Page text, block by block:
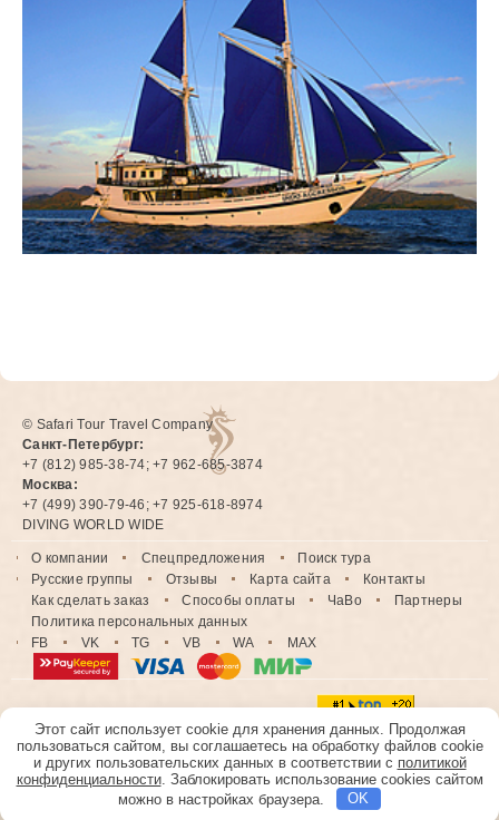
© Safari Tour Travel Company
Санкт-Петербург:
+7 (812) 985-38-74; +7 962-685-3874
Москва:
+7 (499) 390-79-46; +7 925-618-8974
DIVING WORLD WIDE
О компании Спецпредложения
Поиск тура
Русские группы
Отзывы Карта сайта
Контакты
Как сделать заказ
Способы оплаты ЧаВо
Партнеры
Политика персональных данных
FB
VK TG VB WA MAX
Этот сайт использует cookie для хранения данных. Продолжая
пользоваться сайтом, вы соглашаетесь на обработку файлов cookie
и других пользовательских данных в соответствии с политикой
конфиденциальности. Заблокировать использование cookies сайтом
можно в настройках браузера.
OK